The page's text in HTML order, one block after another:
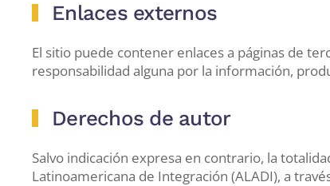
Enlaces externos
El sitio puede contener enlaces a páginas de
responsabilidad alguna por la información,
Derechos de autor
Salvo indicación expresa en contrario, la
Latinoamericana de Integración (ALADI), a